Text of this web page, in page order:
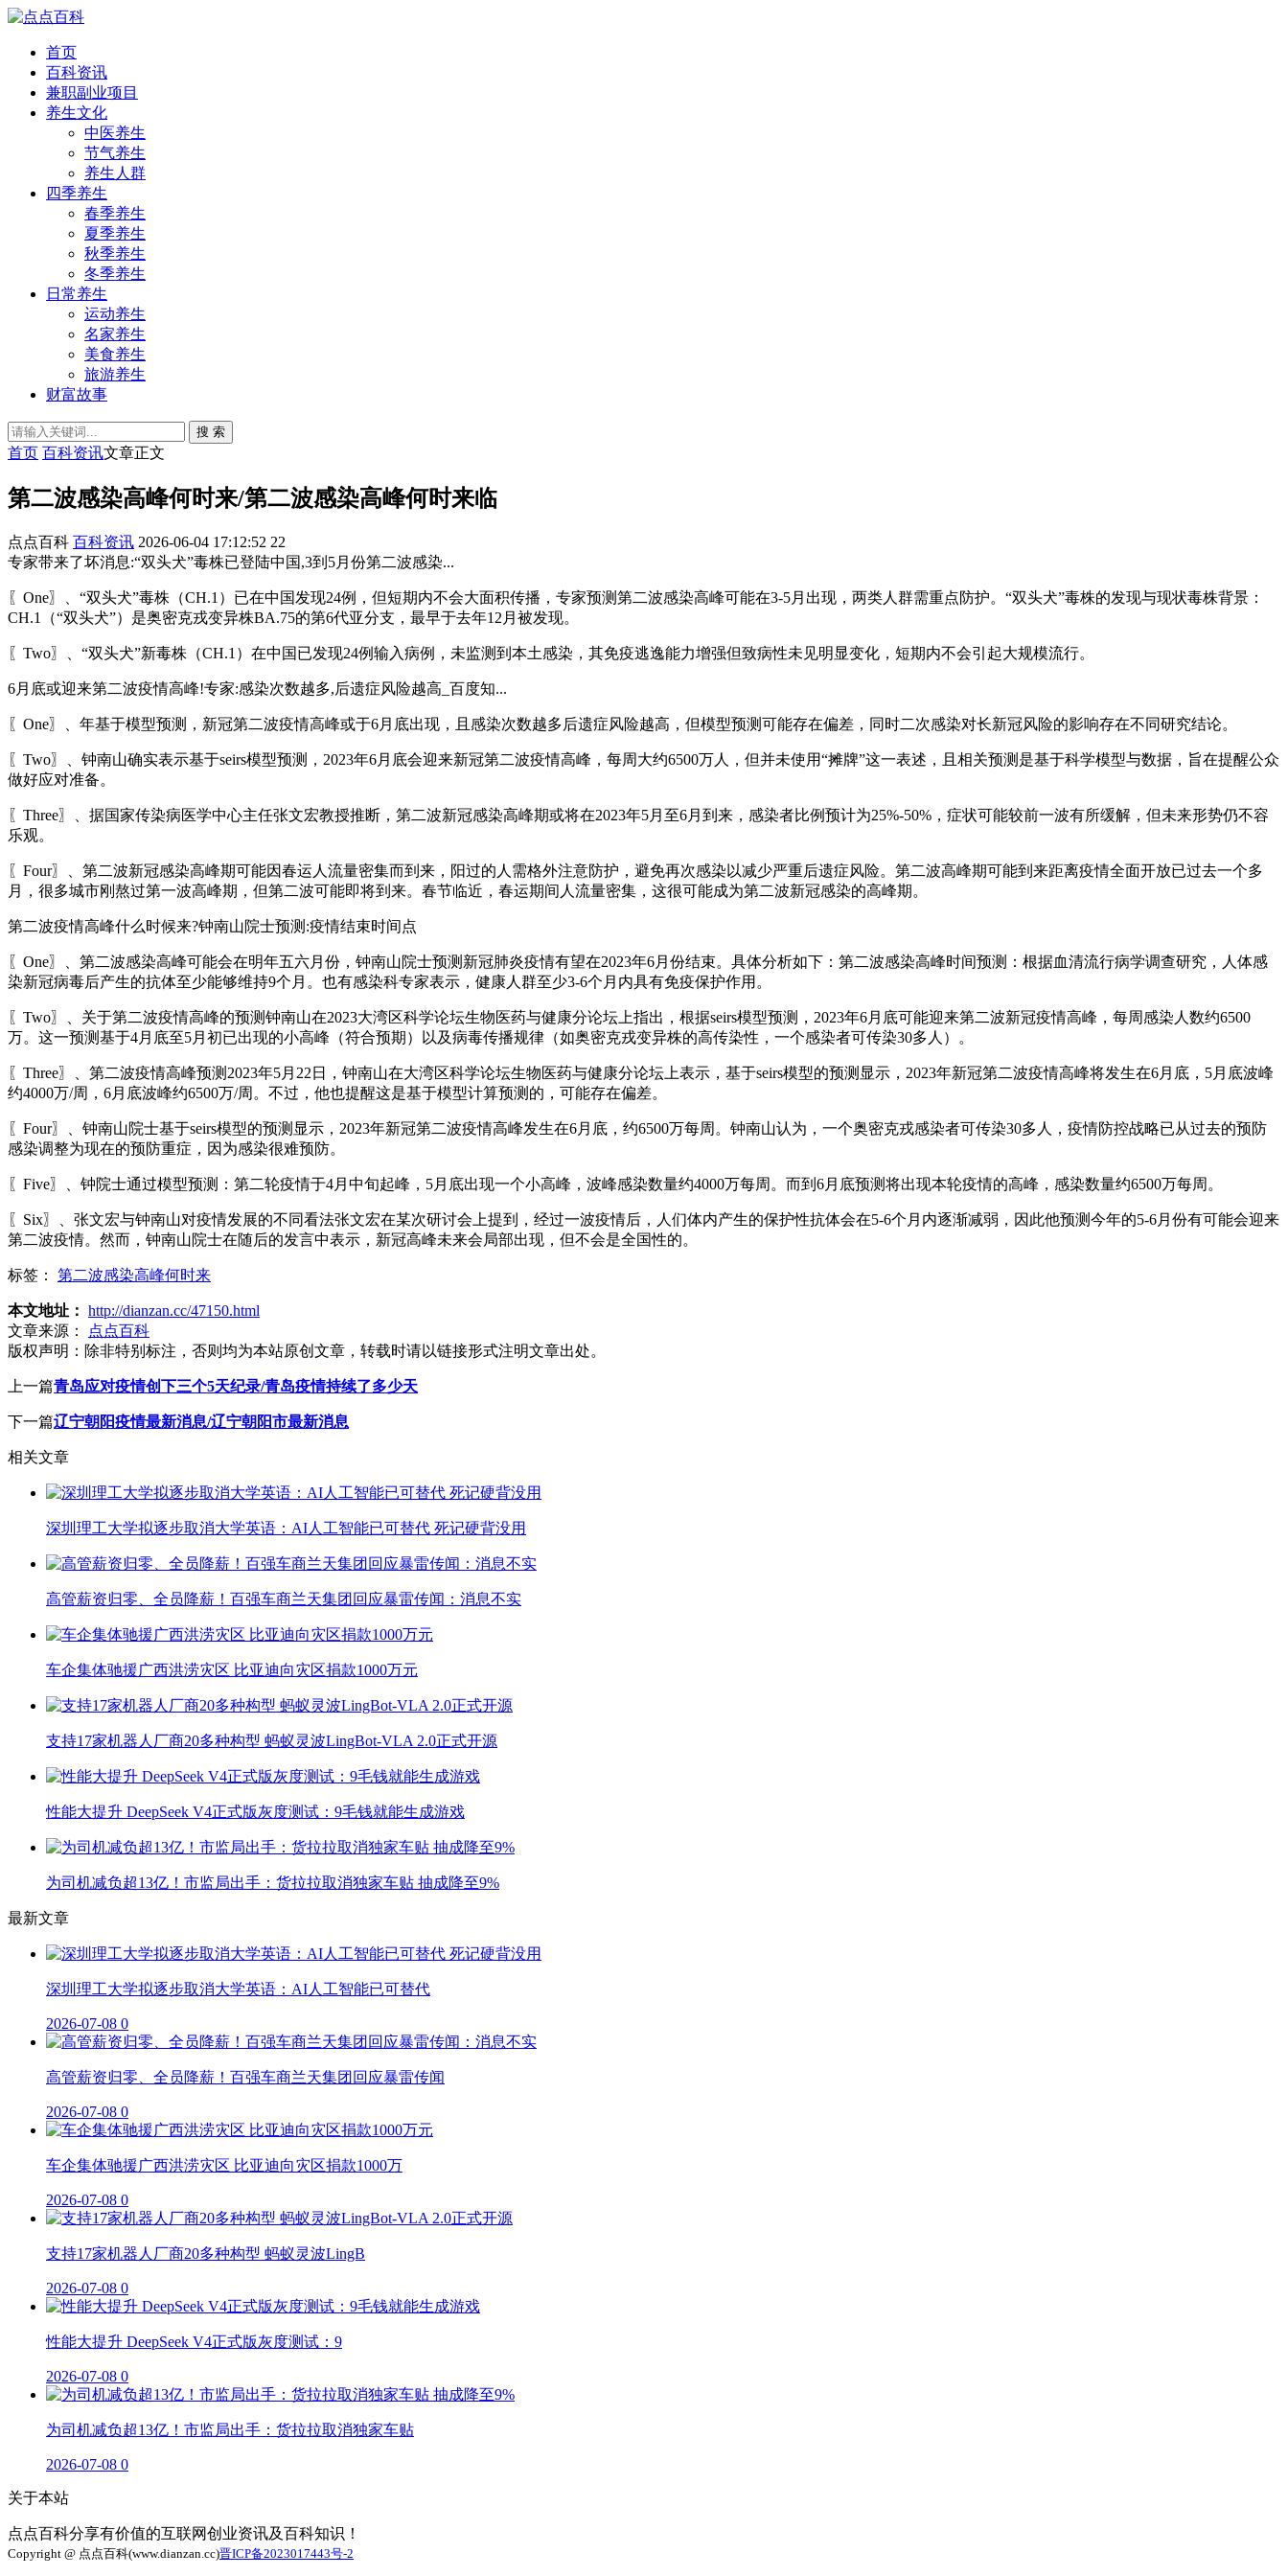
首页
百科资讯
兼职副业项目
养生文化
中医养生
节气养生
养生人群
四季养生
春季养生
夏季养生
秋季养生
冬季养生
日常养生
运动养生
名家养生
美食养生
旅游养生
财富故事
搜 索
首页 百科资讯文章正文
第二波感染高峰何时来/第二波感染高峰何时来临
点点百科 百科资讯 2026-06-04 17:12:52 22
专家带来了坏消息:“双头犬”毒株已登陆中国,3到5月份第二波感染...
〖One〗、“双头犬”毒株（CH.1）已在中国发现24例，但短期内不会大面积传播，专家预测第二波感染高峰可能在3-5月出现，两类人群需重点防护。“双头犬”毒株的发现与现状毒株背景：
CH.1（“双头犬”）是奥密克戎变异株BA.75的第6代亚分支，最早于去年12月被发现。
〖Two〗、“双头犬”新毒株（CH.1）在中国已发现24例输入病例，未监测到本土感染，其免疫逃逸能力增强但致病性未见明显变化，短期内不会引起大规模流行。
6月底或迎来第二波疫情高峰!专家:感染次数越多,后遗症风险越高_百度知...
〖One〗、年基于模型预测，新冠第二波疫情高峰或于6月底出现，且感染次数越多后遗症风险越高，但模型预测可能存在偏差，同时二次感染对长新冠风险的影响存在不同研究结论。
〖Two〗、钟南山确实表示基于seirs模型预测，2023年6月底会迎来新冠第二波疫情高峰，每周大约6500万人，但并未使用“摊牌”这一表述，且相关预测是基于科学模型与数据，旨在提醒公众
做好应对准备。
〖Three〗、据国家传染病医学中心主任张文宏教授推断，第二波新冠感染高峰期或将在2023年5月至6月到来，感染者比例预计为25%-50%，症状可能较前一波有所缓解，但未来形势仍不容
乐观。
〖Four〗、第二波新冠感染高峰期可能因春运人流量密集而到来，阳过的人需格外注意防护，避免再次感染以减少严重后遗症风险。第二波高峰期可能到来距离疫情全面开放已过去一个多
月，很多城市刚熬过第一波高峰期，但第二波可能即将到来。春节临近，春运期间人流量密集，这很可能成为第二波新冠感染的高峰期。
第二波疫情高峰什么时候来?钟南山院士预测:疫情结束时间点
〖One〗、第二波感染高峰可能会在明年五六月份，钟南山院士预测新冠肺炎疫情有望在2023年6月份结束。具体分析如下：第二波感染高峰时间预测：根据血清流行病学调查研究，人体感
染新冠病毒后产生的抗体至少能够维持9个月。也有感染科专家表示，健康人群至少3-6个月内具有免疫保护作用。
〖Two〗、关于第二波疫情高峰的预测钟南山在2023大湾区科学论坛生物医药与健康分论坛上指出，根据seirs模型预测，2023年6月底可能迎来第二波新冠疫情高峰，每周感染人数约6500
万。这一预测基于4月底至5月初已出现的小高峰（符合预期）以及病毒传播规律（如奥密克戎变异株的高传染性，一个感染者可传染30多人）。
〖Three〗、第二波疫情高峰预测2023年5月22日，钟南山在大湾区科学论坛生物医药与健康分论坛上表示，基于seirs模型的预测显示，2023年新冠第二波疫情高峰将发生在6月底，5月底波峰
约4000万/周，6月底波峰约6500万/周。不过，他也提醒这是基于模型计算预测的，可能存在偏差。
〖Four〗、钟南山院士基于seirs模型的预测显示，2023年新冠第二波疫情高峰发生在6月底，约6500万每周。钟南山认为，一个奥密克戎感染者可传染30多人，疫情防控战略已从过去的预防
感染调整为现在的预防重症，因为感染很难预防。
〖Five〗、钟院士通过模型预测：第二轮疫情于4月中旬起峰，5月底出现一个小高峰，波峰感染数量约4000万每周。而到6月底预测将出现本轮疫情的高峰，感染数量约6500万每周。
〖Six〗、张文宏与钟南山对疫情发展的不同看法张文宏在某次研讨会上提到，经过一波疫情后，人们体内产生的保护性抗体会在5-6个月内逐渐减弱，因此他预测今年的5-6月份有可能会迎来
第二波疫情。然而，钟南山院士在随后的发言中表示，新冠高峰未来会局部出现，但不会是全国性的。
标签： 第二波感染高峰何时来
本文地址： http://dianzan.cc/47150.html
文章来源：
点点百科
版权声明： 除非特别标注，否则均为本站原创文章，转载时请以链接形式注明文章出处。
上一篇青岛应对疫情创下三个5天纪录/青岛疫情持续了多少天
下一篇辽宁朝阳疫情最新消息/辽宁朝阳市最新消息
相关文章
深圳理工大学拟逐步取消大学英语：AI人工智能已可替代 死记硬背没用
高管薪资归零、全员降薪！百强车商兰天集团回应暴雷传闻：消息不实
车企集体驰援广西洪涝灾区 比亚迪向灾区捐款1000万元
支持17家机器人厂商20多种构型 蚂蚁灵波LingBot-VLA 2.0正式开源
性能大提升 DeepSeek V4正式版灰度测试：9毛钱就能生成游戏
为司机减负超13亿！市监局出手：货拉拉取消独家车贴 抽成降至9%
最新文章
深圳理工大学拟逐步取消大学英语：AI人工智能已可替代
2026-07-08 0
高管薪资归零、全员降薪！百强车商兰天集团回应暴雷传闻
2026-07-08 0
车企集体驰援广西洪涝灾区 比亚迪向灾区捐款1000万
2026-07-08 0
支持17家机器人厂商20多种构型 蚂蚁灵波LingB
2026-07-08 0
性能大提升 DeepSeek V4正式版灰度测试：9
2026-07-08 0
为司机减负超13亿！市监局出手：货拉拉取消独家车贴
2026-07-08 0
关于本站
点点百科分享有价值的互联网创业资讯及百科知识！
Copyright @ 点点百科(www.dianzan.cc)晋ICP备2023017443号-2